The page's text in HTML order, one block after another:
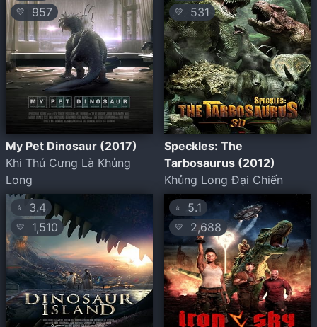
💛 957
My Pet Dinosaur (2017)
Khi Thú Cưng Là Khủng
Long
💛 531
Speckles: The
Tarbosaurus (2012)
Khủng Long Đại Chiến
⭐ 3.4
💛 1,510
⭐ 5.1
💛 2,688